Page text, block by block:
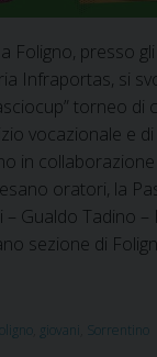
Foligno, presso
Infraportas, si
torneo di
vocazionale e
in
oratori, la
– Gualdo Tadino
sezione di
giovani Sorrentino